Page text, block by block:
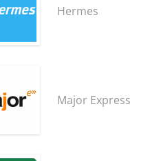
Hermes
Major Express